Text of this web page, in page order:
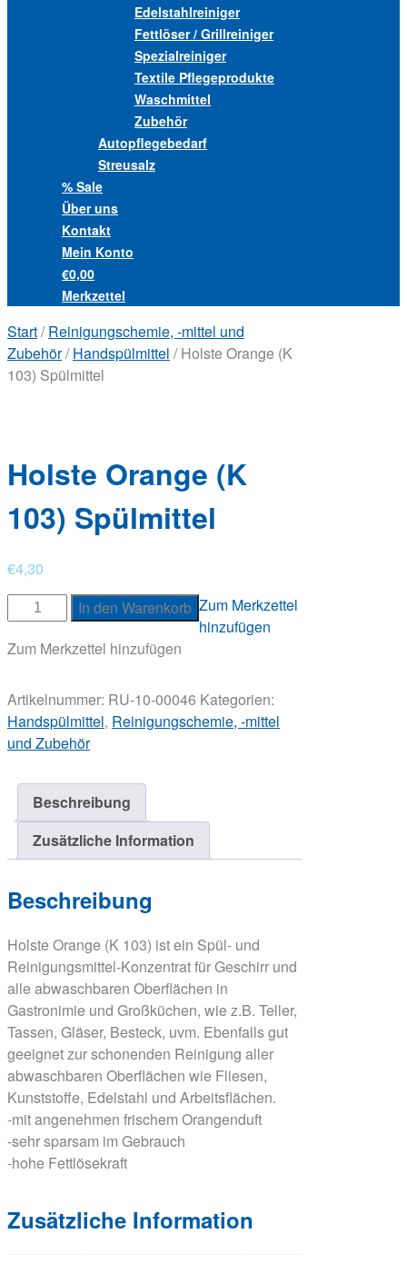
Edelstahlreiniger
Fettlöser / Grillreiniger
Spezialreiniger
Textile Pflegeprodukte
Waschmittel
Zubehör
Autopflegebedarf
Streusalz
% Sale
Über uns
Kontakt
Mein Konto
€0,00
Merkzettel
Start/Reinigungschemie, -mittel und
Zubehör/Handspülmittel / Holste Orange (K
103) Spülmittel
Holste Orange (K
103) Spülmittel
€4,30
Holste
Orange
(K
Spülmittel
Menge
In den Warenkorb Zum Merkzettel
hinzufügen
Zum Merkzettel hinzufügen
Artikelnummer: RU-10-00046 Kategorien:
Handspülmittel, Reinigungschemie, -mittel
und Zubehör
Beschreibung
Zusätzliche Information
Beschreibung
Holste Orange (K 103) ist ein Spül- und
Reinigungsmittel-Konzentrat für Geschirr und
alle abwaschbaren Oberflächen in
Gastronimie und Großküchen, wie z.B. Teller,
Tassen, Gläser, Besteck, uvm. Ebenfalls gut
geeignet zur schonenden Reinigung aller
abwaschbaren Oberflächen wie Fliesen,
Kunststoffe, Edelstahl und Arbeitsflächen.
-mit angenehmen frischem Orangenduft
-sehr sparsam im Gebrauch
-hohe Fettlösekraft
Zusätzliche Information